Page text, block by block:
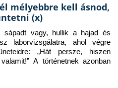
mélyebbre kell ásnod,
(x)
vagy, hullik a hajad és
laborvizsgálatra, ahol végre
„Hát persze, hiszen
A történetnek azonban